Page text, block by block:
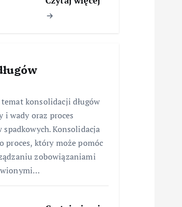
konsolidacji długów
i wady oraz proces
Konsolidacja
proces, który może pomóc
zobowiązaniami